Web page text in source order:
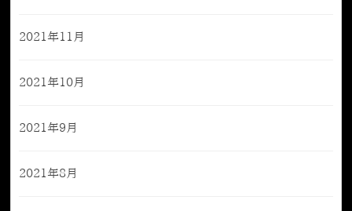
2021年11月
2021年10月
2021年9月
2021年8月